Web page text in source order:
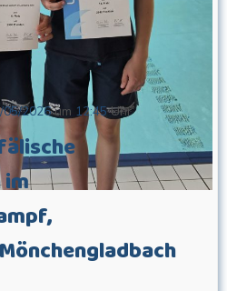
05/2026 um 12:45 Uhr